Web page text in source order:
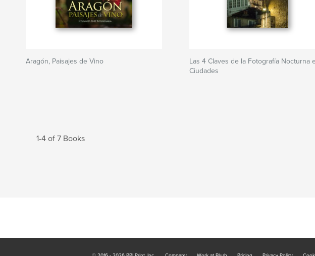
Aragón, Paisajes de Vino
Las 4 Claves de la Fotografía Nocturna
Ciudades
1-4 of 7 Books